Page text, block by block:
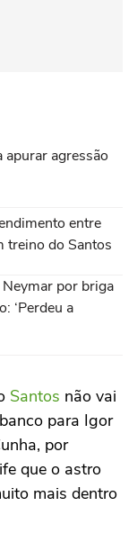
agressão
entre
treino do Santos
por briga
‘Perdeu a
Santos não vai
para Igor
por
que o astro
mais dentro